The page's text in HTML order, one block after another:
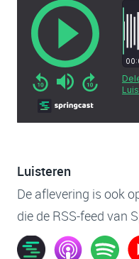
Luisteren
De aflevering is ook
die de RSS-feed van